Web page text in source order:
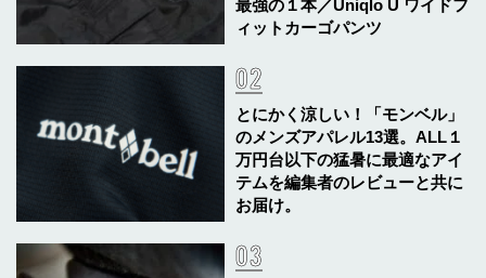
最強の１本／Uniqlo U ワイドフ
ィットカーゴパンツ
とにかく涼しい！「モンベル」
のメンズアパレル13選。ALL１
万円台以下の猛暑に最適なアイ
テムを編集者のレビューと共に
お届け。